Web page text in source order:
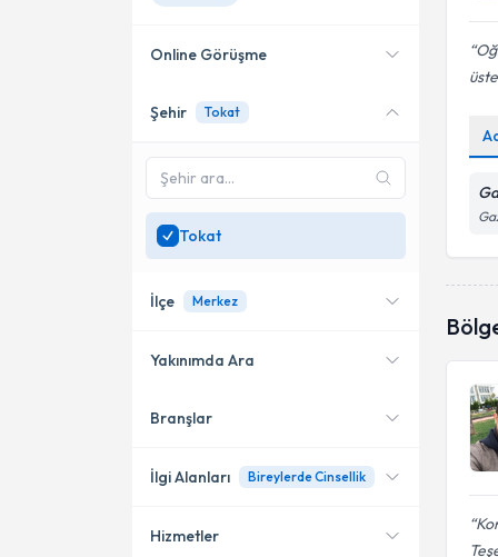
Online Görüşme
Online danışmanlık sunan
SadeceTokat
uzman ara
Şehir Tokat
Tokat
İlçe Merkez
Merkez
Yakınımda Ara
Konumuma yakın uzmanları
Branşlar
Psikolojik Danışman
İlgi Alanları Bireylerde Cinsellik
Hizmetler